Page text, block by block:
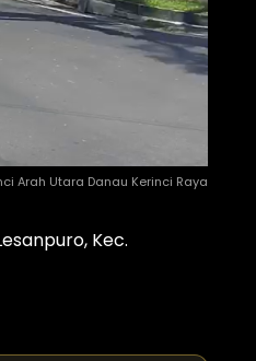
Arah Utara Danau Kerinci Raya
Kec.